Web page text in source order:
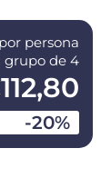
persona
grupo de 4
-20%